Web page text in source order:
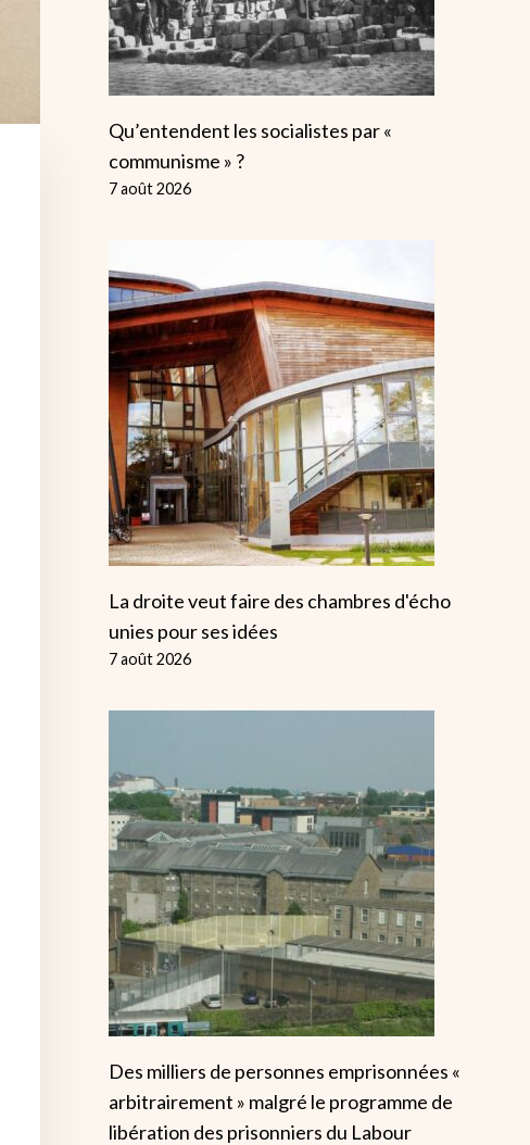
Qu’entendent les socialistes par «
communisme » ?
7 août 2026
La droite veut faire des chambres d'écho
unies pour ses idées
7 août 2026
Des milliers de personnes emprisonnées «
arbitrairement » malgré le programme de
libération des prisonniers du Labour